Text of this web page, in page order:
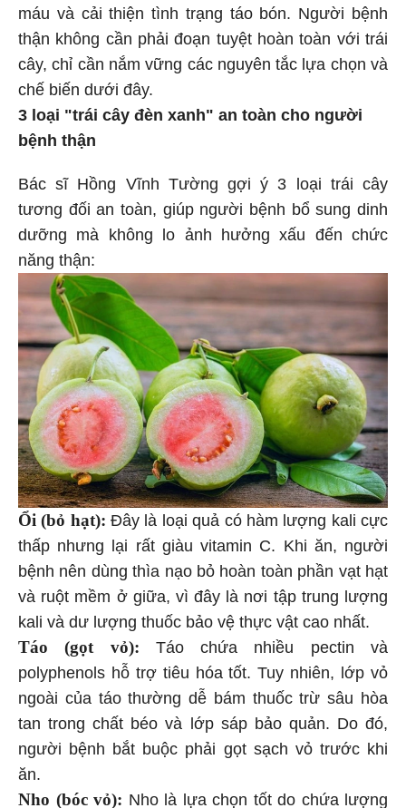
máu và cải thiện tình trạng táo bón. Người bệnh
thận không cần phải đoạn tuyệt hoàn toàn với trái
cây, chỉ cần nắm vững các nguyên tắc lựa chọn và
chế biến dưới đây.
3 loại "trái cây đèn xanh" an toàn cho người
bệnh thận
Bác sĩ Hồng Vĩnh Tường gợi ý 3 loại trái cây
tương đối an toàn, giúp người bệnh bổ sung dinh
dưỡng mà không lo ảnh hưởng xấu đến chức
năng thận:
Ổi (bỏ hạt): Đây là loại quả có hàm lượng kali cực
thấp nhưng lại rất giàu vitamin C. Khi ăn, người
bệnh nên dùng thìa nạo bỏ hoàn toàn phần vạt hạt
và ruột mềm ở giữa, vì đây là nơi tập trung lượng
kali và dư lượng thuốc bảo vệ thực vật cao nhất.
Táo (gọt vỏ): Táo chứa nhiều pectin và
polyphenols hỗ trợ tiêu hóa tốt. Tuy nhiên, lớp vỏ
ngoài của táo thường dễ bám thuốc trừ sâu hòa
tan trong chất béo và lớp sáp bảo quản. Do đó,
người bệnh bắt buộc phải gọt sạch vỏ trước khi
ăn.
Nho (bóc vỏ): Nho là lựa chọn tốt do chứa lượng